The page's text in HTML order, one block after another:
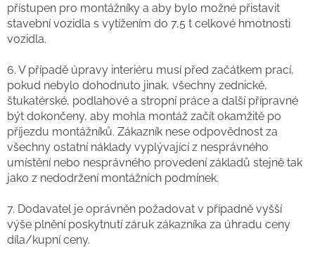
přístupen pro montážníky a aby bylo možné přistavit
stavební vozidla s vytížením do 7,5 t celkové hmotnosti
vozidla.
6. V případě úpravy interiéru musí před začátkem prací,
pokud nebylo dohodnuto jinak, všechny zednické,
štukatérské, podlahové a stropní práce a další přípravné
být dokončeny, aby mohla montáž začít okamžitě po
příjezdu montážníků. Zákazník nese odpovědnost za
všechny ostatní náklady vyplývající z nesprávného
umístění nebo nesprávného provedení základů stejně tak
jako z nedodržení montážních podmínek.
7. Dodavatel je oprávněn požadovat v případně vyšší
výše plnění poskytnutí záruk zákazníka za úhradu ceny
díla/kupní ceny.